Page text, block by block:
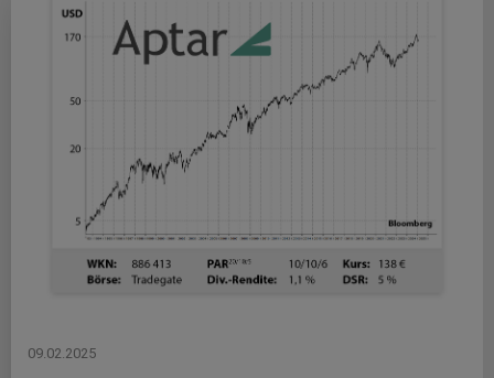
09.02.2025